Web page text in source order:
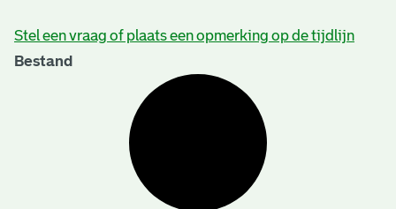
Stel een vraag of plaats een opmerking op de tijdlijn
Bestand